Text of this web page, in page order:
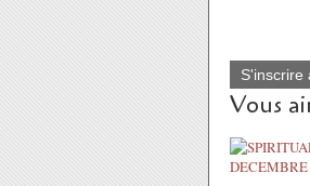
S'inscrire
Vous